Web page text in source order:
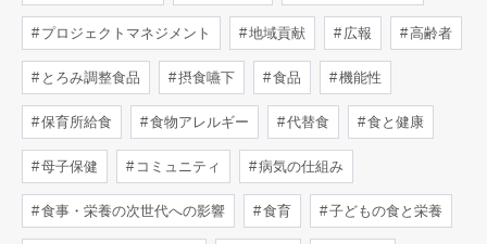
プロジェクトマネジメント 地域貢献 広報 高齢者
とろみ調整食品 摂食嚥下 食品 機能性
保育所給食 食物アレルギー 代替食 食と健康
母子保健 コミュニティ 病気の仕組み
食事・栄養の次世代への影響 食育 子どもの食と栄養